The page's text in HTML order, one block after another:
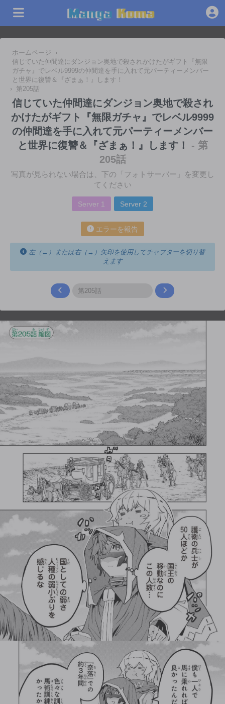
ホームページ
›
信じていた仲間達にダンジョン奥地で殺されかけたがギフト『無限
ガチャ』でレベル9999の仲間達を手に入れて元パーティーメンバー
と世界に復讐＆『ざまぁ！』します！
› 第205話
信じていた仲間達にダンジョン奥地で殺され
かけたがギフト『無限ガチャ』でレベル9999
の仲間達を手に入れて元パーティーメンバー
と世界に復讐＆『ざまぁ！』します！ - 第
205話
写真が見られない場合は、下の「フォトサーバー」を変更し
てください
Server 1 Server 2
エラーを報告
左（←）または右（→）矢印を使用してチャプターを切り替
えます